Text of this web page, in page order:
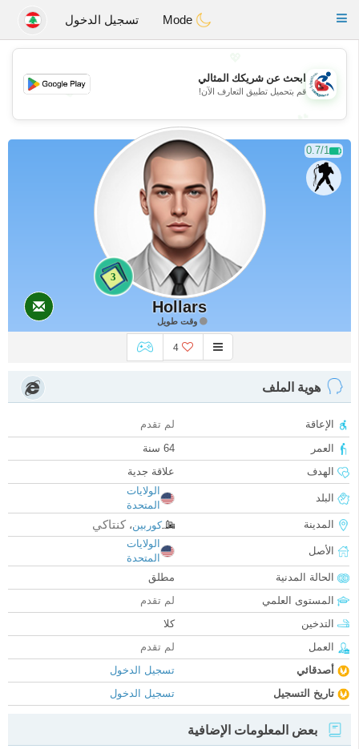
Handi Space
Toggle
تسجيل الدخول
💖
💕
ابحث عن شريكك المثالي
قم بتحميل تطبيق التعارف الآن!
0.7/1
3
Hollars
وقت طويل
4
هوية الملف
الإعاقة
لم تقدم
العمر
64 سنة
الهدف
علاقة جدية
البلد
الولايات
المتحدة
المدينة
كوربين، كنتاكي
الأصل
الولايات
المتحدة
الحالة المدنية
مطلق
المستوى العلمي
لم تقدم
التدخين
كلا
العمل
لم تقدم
أصدقائي
تسجيل الدخول
تاريخ التسجيل
تسجيل الدخول
بعض المعلومات الإضافية